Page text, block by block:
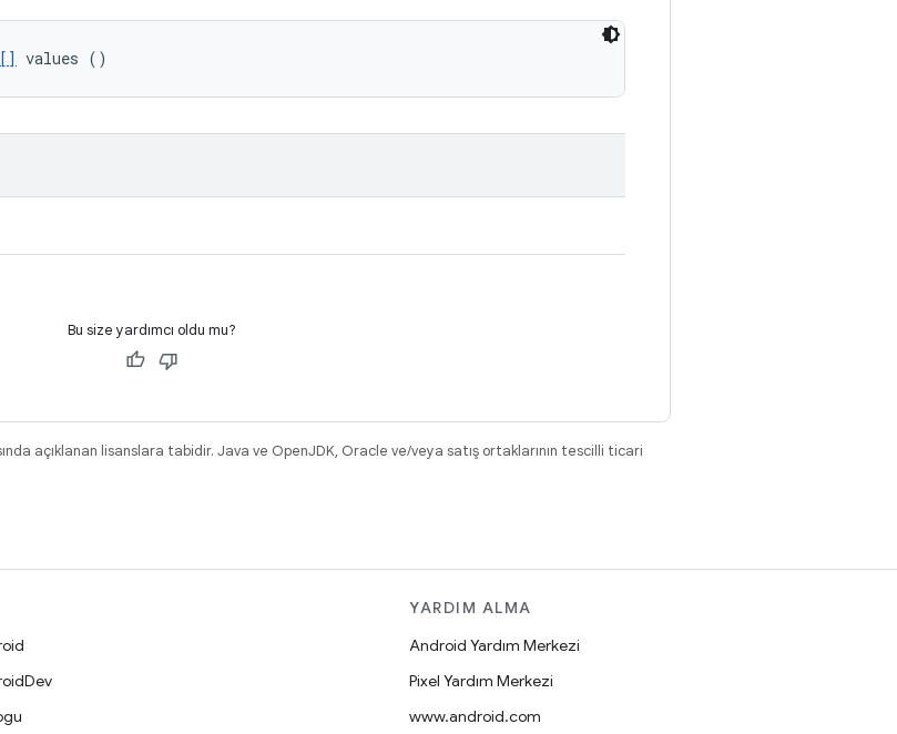
values ()
Bu size yardımcı oldu mu?
açıklanan lisanslara tabidir. Java ve OpenJDK, Oracle ve/veya satış ortaklarının tescilli ticari
YARDIM ALMA
Android Yardım Merkezi
Pixel Yardım Merkezi
www.android.com